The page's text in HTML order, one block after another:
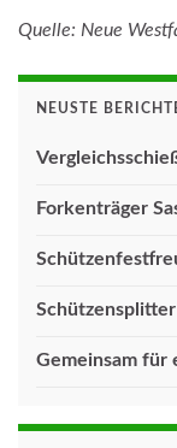
Quelle: Neue
NEUSTE
Forkenträger
Schützensplitter
Gemeinsam für